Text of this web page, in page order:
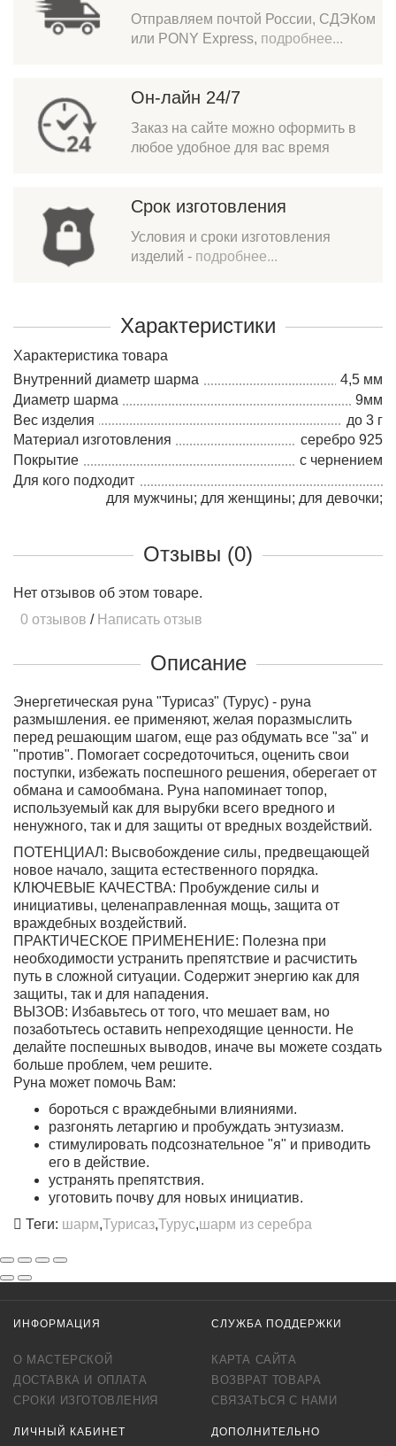
Отправляем почтой России, СДЭКом
или PONY Express, подробнее...
Он-лайн 24/7
Заказ на сайте можно оформить в
любое удобное для вас время
Срок изготовления
Условия и сроки изготовления
изделий - подробнее...
Характеристики
Характеристика товара
Внутренний диаметр шарма
4,5 мм
Диаметр шарма
9мм
Вес изделия
до 3 г
Материал изготовления
серебро 925
Покрытие
с чернением
Для кого подходит
для мужчины; для женщины; для девочки;
Отзывы (0)
Нет отзывов об этом товаре.
0 отзывов / Написать отзыв
Описание
Энергетическая руна "Турисаз" (Турус) - руна
размышления. ее применяют, желая поразмыслить
перед решающим шагом, еще раз обдумать все "за" и
"против". Помогает сосредоточиться, оценить свои
поступки, избежать поспешного решения, оберегает от
обмана и самообмана. Руна напоминает топор,
используемый как для вырубки всего вредного и
ненужного, так и для защиты от вредных воздействий.
ПОТЕНЦИАЛ: Высвобождение силы, предвещающей
новое начало, защита естественного порядка.
КЛЮЧЕВЫЕ КАЧЕСТВА: Пробуждение силы и
инициативы, целенаправленная мощь, защита от
враждебных воздействий.
ПРАКТИЧЕСКОЕ ПРИМЕНЕНИЕ: Полезна при
необходимости устранить препятствие и расчистить
путь в сложной ситуации. Содержит энергию как для
защиты, так и для нападения.
ВЫЗОВ: Избавьтесь от того, что мешает вам, но
позаботьтесь оставить непреходящие ценности. Не
делайте поспешных выводов, иначе вы можете создать
больше проблем, чем решите.
Руна может помочь Вам:
бороться с враждебными влияниями.
разгонять летаргию и пробуждать энтузиазм.
стимулировать подсознательное "я" и приводить
его в действие.
устранять препятствия.
уготовить почву для новых инициатив.
Теги: шарм,Турисаз,Турус,шарм из серебра
ИНФОРМАЦИЯ
О МАСТЕРСКОЙ
ДОСТАВКА И ОПЛАТА
СРОКИ ИЗГОТОВЛЕНИЯ
СЛУЖБА ПОДДЕРЖКИ
КАРТА САЙТА
ВОЗВРАТ ТОВАРА
СВЯЗАТЬСЯ С НАМИ
ЛИЧНЫЙ КАБИНЕТ ДОПОЛНИТЕЛЬНО